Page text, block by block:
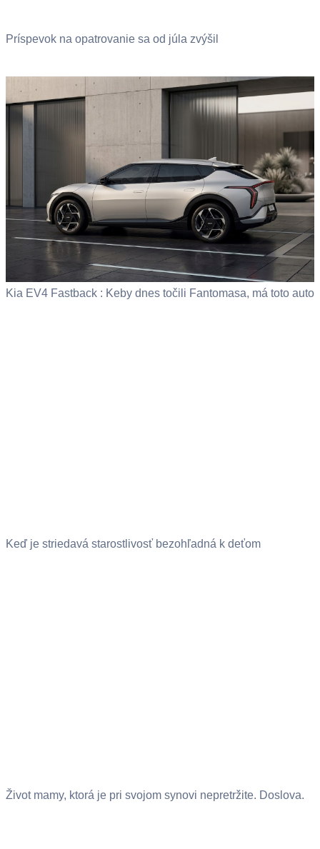
Príspevok na opatrovanie sa od júla zvýšil
Kia EV4 Fastback : Keby dnes točili Fantomasa, má toto auto
Keď je striedavá starostlivosť bezohľadná k deťom
Život mamy, ktorá je pri svojom synovi nepretržite. Doslova.